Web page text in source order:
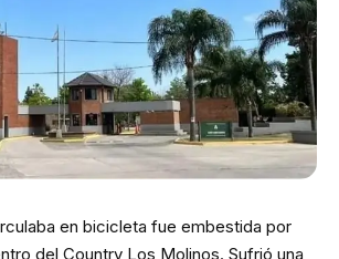
en bicicleta fue embestida por
del Country Los Molinos. Sufrió una